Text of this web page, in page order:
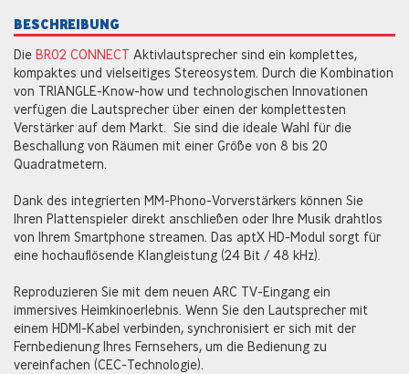
BESCHREIBUNG
Die BR02 CONNECT Aktivlautsprecher sind ein komplettes,
kompaktes und vielseitiges Stereosystem. Durch die Kombination
von TRIANGLE-Know-how und technologischen Innovationen
verfügen die Lautsprecher über einen der komplettesten
Verstärker auf dem Markt. Sie sind die ideale Wahl für die
Beschallung von Räumen mit einer Größe von 8 bis 20
Quadratmetern.
Dank des integrierten MM-Phono-Vorverstärkers können Sie
Ihren Plattenspieler direkt anschließen oder Ihre Musik drahtlos
von Ihrem Smartphone streamen. Das aptX HD-Modul sorgt für
eine hochauflösende Klangleistung (24 Bit / 48 kHz).
Reproduzieren Sie mit dem neuen ARC TV-Eingang ein
immersives Heimkinoerlebnis. Wenn Sie den Lautsprecher mit
einem HDMI-Kabel verbinden, synchronisiert er sich mit der
Fernbedienung Ihres Fernsehers, um die Bedienung zu
vereinfachen (CEC-Technologie).